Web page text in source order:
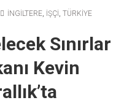
İNGİLTERE, İŞÇİ, TÜRKİYE
Sınırlar
Kevin